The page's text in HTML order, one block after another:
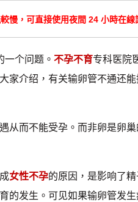
慢，可直接使用夜間 24 小時在線
个问题。不孕不育专科医院
家介绍，有关输卵管不通还
而不能受孕。而非卵是卵巢
女性不孕的原因，是影响了
的发生。可见如果输卵管发生